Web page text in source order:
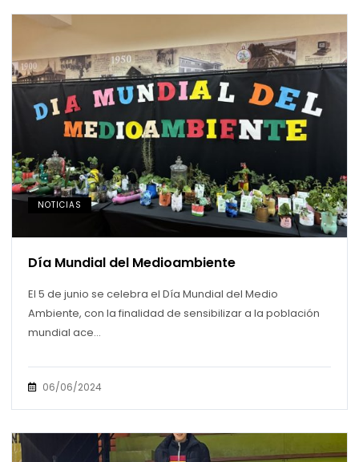
NOTICIAS
Día Mundial del Medioambiente
El 5 de junio se celebra el Día Mundial del Medio
Ambiente, con la finalidad de sensibilizar a la población
mundial ace...
06/06/2024